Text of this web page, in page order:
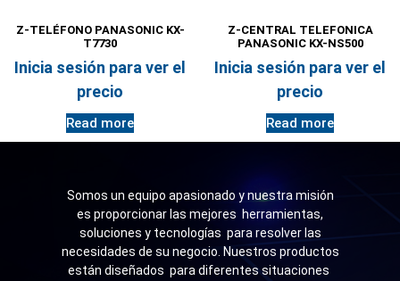
Z-TELÉFONO PANASONIC KX-
T7730
Inicia sesión para ver el
precio
Read more
Z-CENTRAL TELEFONICA
PANASONIC KX-NS500
Inicia sesión para ver el
precio
Read more
Somos un equipo apasionado y nuestra misión
es proporcionar las mejores herramientas,
soluciones y tecnologías para resolver las
necesidades de su negocio. Nuestros productos
están diseñados para diferentes situaciones